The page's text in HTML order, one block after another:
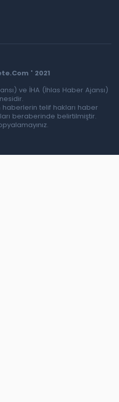
' 2021
ve İHA (İhlas Haber Ajansı)
telif hakları haber
beraberinde belirtilmiştir.